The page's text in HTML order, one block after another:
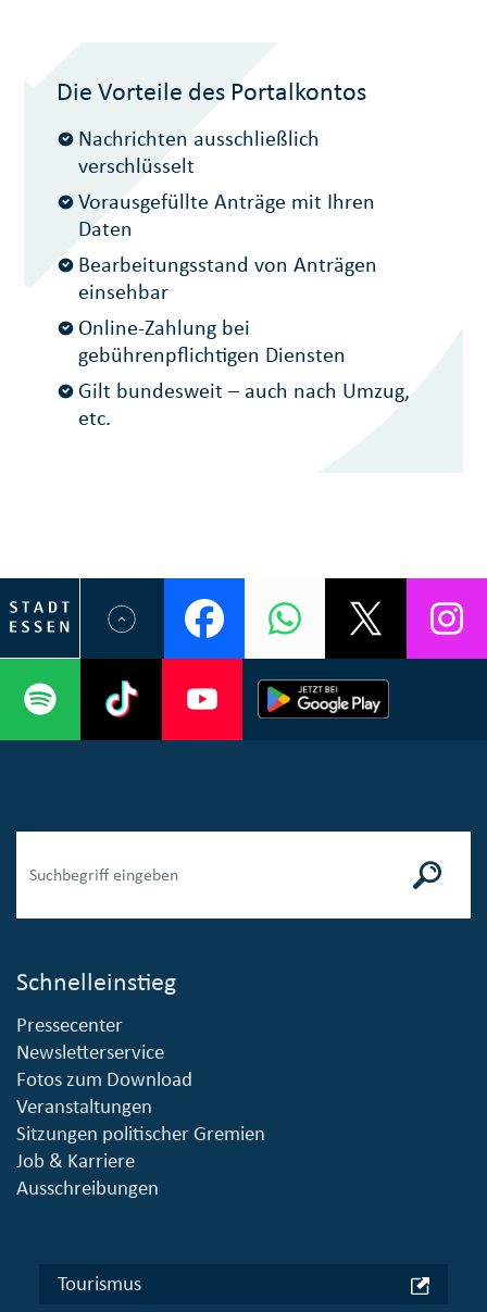
Die Vorteile des Portalkontos
Nachrichten ausschließlich
verschlüsselt
Vorausgefüllte Anträge mit Ihren
Daten
Bearbeitungsstand von Anträgen
einsehbar
Online-Zahlung bei
gebührenpflichtigen Diensten
Gilt bundesweit – auch nach Umzug,
etc.
Schnelleinstieg
Pressecenter
Newsletterservice
Fotos zum Download
Veranstaltungen
Sitzungen politischer Gremien
Job & Karriere
Ausschreibungen
Tourismus